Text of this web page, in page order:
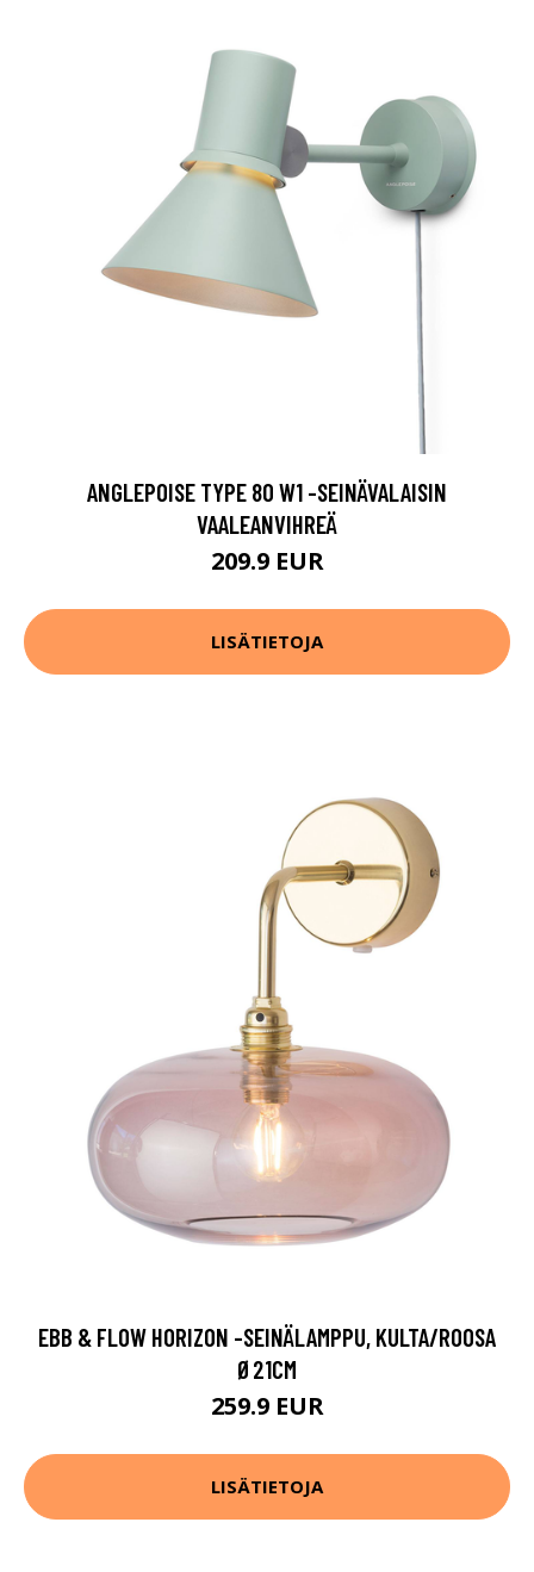
ANGLEPOISE TYPE 80 W1 -SEINÄVALAISIN
VAALEANVIHREÄ
209.9 EUR
LISÄTIETOJA
EBB & FLOW HORIZON -SEINÄLAMPPU, KULTA/ROOSA
Ø21CM
259.9 EUR
LISÄTIETOJA